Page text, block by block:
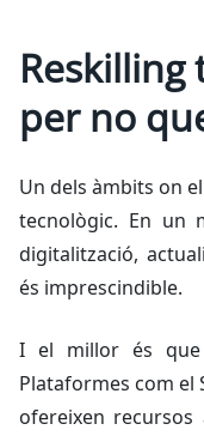
Reskilling
per no
Un dels àmbits on el
tecnològic. En un
digitalització,
és imprescindible.
I el millor és
Plataformes com el
ofereixen